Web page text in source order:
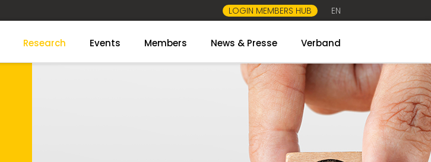
LOGIN MEMBERS HUB EN
Research Events Members News & Presse Verband